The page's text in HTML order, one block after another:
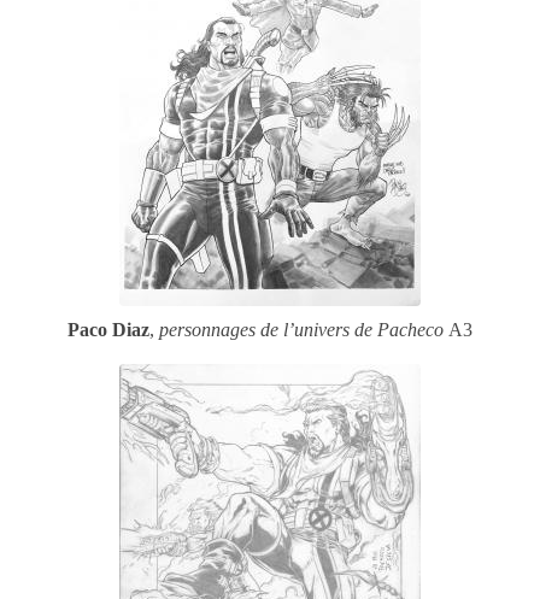
Paco Diaz, personnages de l’univers de Pacheco A3